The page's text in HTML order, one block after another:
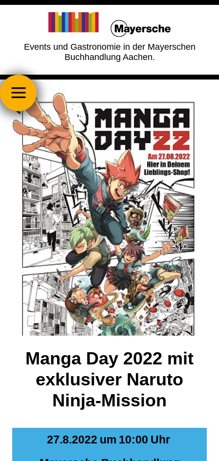
Events und Gastronomie in der Mayerschen
Buchhandlung Aachen.
Manga Day 2022 mit
exklusiver Naruto
Ninja-Mission
27.8.2022 um 10:00 Uhr